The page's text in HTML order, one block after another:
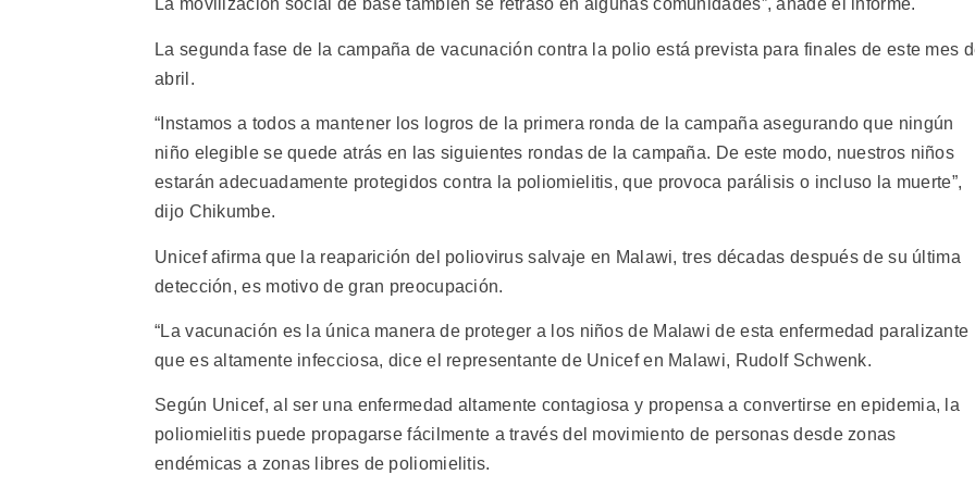
La movilización social de base también se retrasó en algunas comunidades”, añade el informe.
La segunda fase de la campaña de vacunación contra la polio está prevista para finales de este mes
abril.
“Instamos a todos a mantener los logros de la primera ronda de la campaña asegurando que ningún
niño elegible se quede atrás en las siguientes rondas de la campaña. De este modo, nuestros niños
estarán adecuadamente protegidos contra la poliomielitis, que provoca parálisis o incluso la muerte”,
dijo Chikumbe.
Unicef afirma que la reaparición del poliovirus salvaje en Malawi, tres décadas después de su última
detección, es motivo de gran preocupación.
“La vacunación es la única manera de proteger a los niños de Malawi de esta enfermedad paralizante
que es altamente infecciosa, dice el representante de Unicef en Malawi, Rudolf Schwenk.
Según Unicef, al ser una enfermedad altamente contagiosa y propensa a convertirse en epidemia, la
poliomielitis puede propagarse fácilmente a través del movimiento de personas desde zonas
endémicas a zonas libres de poliomielitis.